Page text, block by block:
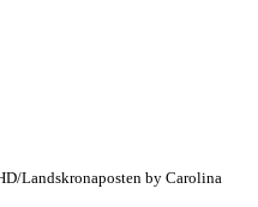
Landskronaposten by Carolina